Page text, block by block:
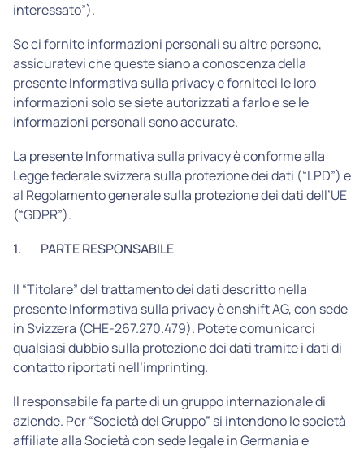
interessato”).
Se ci fornite informazioni personali su altre persone,
assicuratevi che queste siano a conoscenza della
presente Informativa sulla privacy e forniteci le loro
informazioni solo se siete autorizzati a farlo e se le
informazioni personali sono accurate.
La presente Informativa sulla privacy è conforme alla
Legge federale svizzera sulla protezione dei dati (“LPD”) e
al Regolamento generale sulla protezione dei dati dell’UE
(“GDPR”).
1.
PARTE RESPONSABILE
Il “Titolare” del trattamento dei dati descritto nella
presente Informativa sulla privacy è enshift AG, con sede
in Svizzera (CHE-267.270.479). Potete comunicarci
qualsiasi dubbio sulla protezione dei dati tramite i dati di
contatto riportati nell’imprinting.
Il responsabile fa parte di un gruppo internazionale di
aziende. Per “Società del Gruppo” si intendono le società
affiliate alla Società con sede legale in Germania e